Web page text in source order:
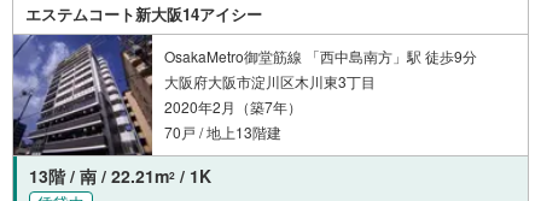
エステムコート新大阪14アイシー
OsakaMetro御堂筋線 「西中島南方」駅 徒歩9分
大阪府大阪市淀川区木川東3丁目
2020年2月（築7年）
70戸 / 地上13階建
13階 / 南 / 22.21m2 / 1K